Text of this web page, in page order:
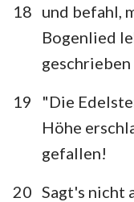
18 und befahl,
Bogenlied
19
"Die
Höhe
gefallen!
20 Sagt's nicht